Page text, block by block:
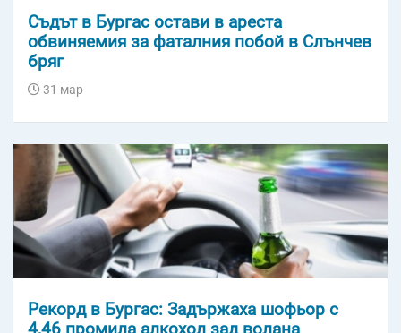
Съдът в Бургас остави в ареста
обвиняемия за фаталния побой в Слънчев
бряг
31 мар
Рекорд в Бургас: Задържаха шофьор с